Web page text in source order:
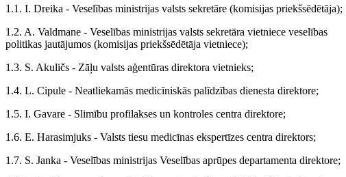
1.1. I. Dreika - Veselības ministrijas valsts sekretāre (komisijas priekšsēdētāja);
1.2. A. Valdmane - Veselības ministrijas valsts sekretāra vietniece veselības
politikas jautājumos (komisijas priekšsēdētāja vietniece);
1.3. S. Akuličs - Zāļu valsts aģentūras direktora vietnieks;
1.4. L. Cipule - Neatliekamās medicīniskās palīdzības dienesta direktore;
1.5. I. Gavare - Slimību profilakses un kontroles centra direktore;
1.6. E. Harasimjuks - Valsts tiesu medicīnas ekspertīzes centra direktors;
1.7. S. Janka - Veselības ministrijas Veselības aprūpes departamenta direktore;